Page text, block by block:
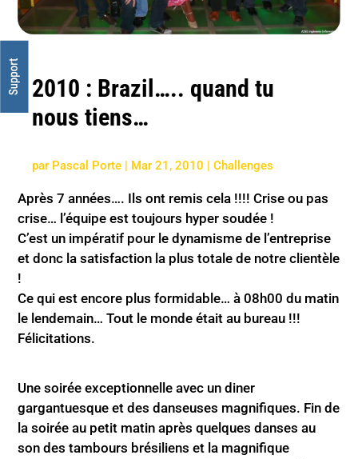
2010 : Brazil….. quand tu
nous tiens…
par Pascal Porte | Mar 21, 2010 |Challenges
Après 7 années…. Ils ont remis cela !!!! Crise ou pas
crise… l’équipe est toujours hyper soudée !
C’est un impératif pour le dynamisme de l’entreprise
et donc la satisfaction la plus totale de notre clientèle
!
Ce qui est encore plus formidable… à 08h00 du matin
le lendemain… Tout le monde était au bureau !!!
Félicitations.
Une soirée exceptionnelle avec un diner
gargantuesque et des danseuses magnifiques. Fin de
la soirée au petit matin après quelques danses au
son des tambours brésiliens et la magnifique